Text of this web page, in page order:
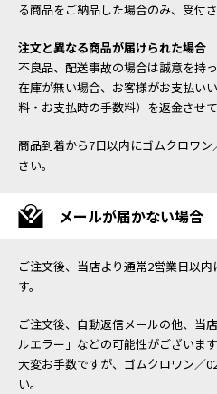
る商品をご納品した場合のみ、受付さ
注文と異なる商品が届けられた場合
不良品、配送事故の場合は誠意を持
在庫が無い場合、お客様がお支払い
料・お支払時の手数料）を返金させて
商品到着から7日以内にゴムクロワ
さい。
メールが届かない場合
ご注文後、当店より通常2営業日以
す。
ご注文後、自動返信メールの他、当
ルエラー」などの可能性がございます
大変お手数ですが、ゴムクロワン／
い。